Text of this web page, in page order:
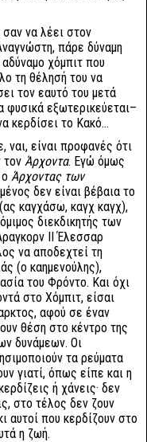
σαν να λέει στον
πάρε δύναμη
χόμπιτ που
τη θέλησή του να
τον εαυτό του μετά
φυσικά εξωτερικεύεται–
κερδίσει το Κακό...
ναι, είναι προφανές ότι
τον Άρχοντα. Εγώ όμως
Άρχοντας των
δεν είναι βέβαια το
καγχάσω, καγχ καγχ),
διεκδικητής των
ΙΙ Έλεσσαρ
να αποδεχτεί τη
(ο καημενούλης),
του Φρόντο. Και όχι
στο Χόμπιτ, είσαι
αφού σε έναν
θέση στο κέντρο της
δυνάμεων. Οι
τα ρεύματα
γιατί, όπως είπε και η
ή χάνεις· δεν
στο τέλος δεν ζουν
αυτοί που κερδίζουν στο
η ζωή.